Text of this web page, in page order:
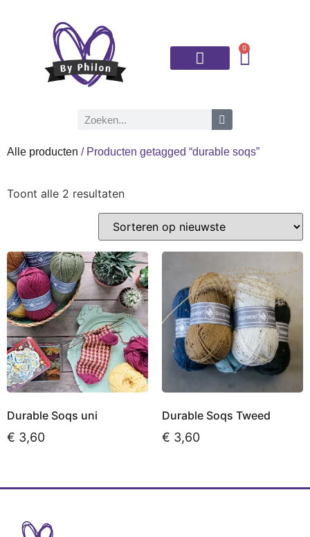
0
Alle producten / Producten getagged “durable soqs”
Toont alle 2 resultaten
Durable Soqs uni
€ 3,60
Durable Soqs Tweed
€ 3,60